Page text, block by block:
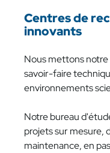
Centres de
innovants
Nous mettons
savoir-faire
environnements
Notre bureau
projets sur mesure,
maintenance, en